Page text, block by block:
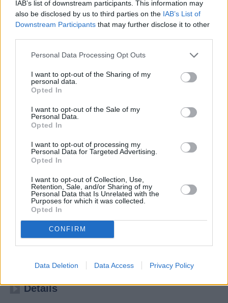
IAB’s list of downstream participants. This information may
also be disclosed by us to third parties on the IAB’s List of
Downstream Participants that may further disclose it to other
Personal Data Processing Opt Outs
I want to opt-out of the Sharing of my
personal data.
Opted In
I want to opt-out of the Sale of my
Personal Data.
Opted In
I want to opt-out of processing my
Personal Data for Targeted Advertising.
Opted In
I want to opt-out of Collection, Use,
Retention, Sale, and/or Sharing of my
Personal Data that Is Unrelated with the
Purposes for which it was collected.
Opted In
CONFIRM
Data Deletion Data Access Privacy Policy
Naked Attraction - Dating hautnah
Folge 8 Staffel: 6
Unterhaltung
Übersicht
Zahntechniker Marcus, ein 51-jähriger Kölner, liebt Pferde und
in den Sonnenuntergang reitet. Moderator Julian F.M. Stoeckel führt
durch die Sendung.
Details